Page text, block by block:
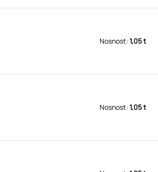
Nosnost: 1,05 t
Nosnost: 1,05 t